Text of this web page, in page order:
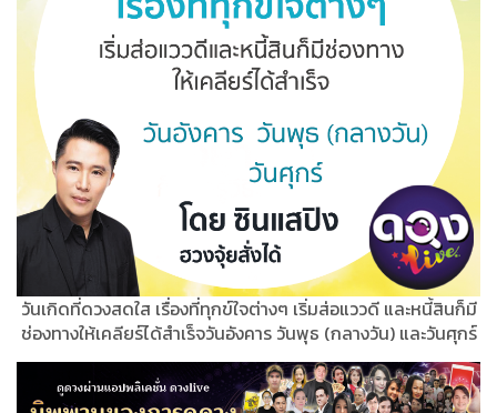
วันเกิดที่ดวงสดใส เรื่องที่ทุกข์ใจต่างๆ เริ่มส่อแววดี และหนี้สินก็มี
ช่องทางให้เคลียร์ได้สำเร็จวันอังคาร วันพุธ (กลางวัน) และวันศุกร์